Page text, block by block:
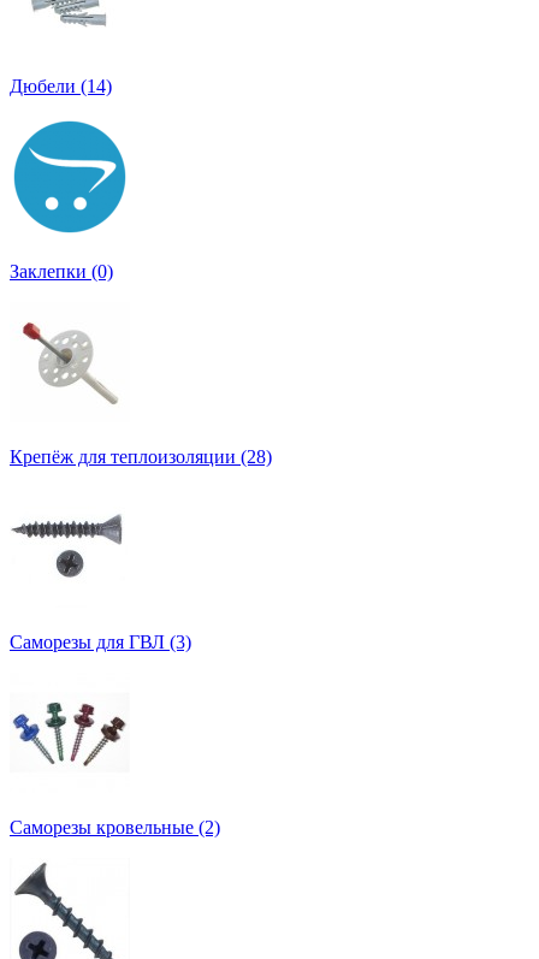
Дюбели (14)
Заклепки (0)
Крепёж для теплоизоляции (28)
Саморезы для ГВЛ (3)
Саморезы кровельные (2)